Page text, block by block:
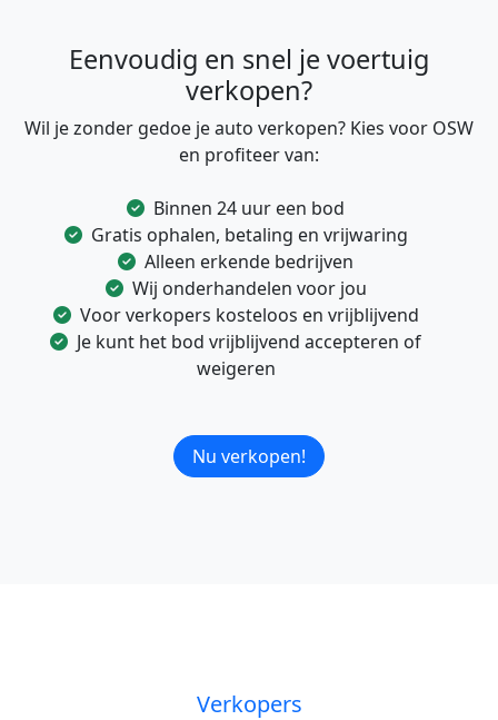
Eenvoudig en snel je voertuig
verkopen?
Wil je zonder gedoe je auto verkopen? Kies voor OSW
en profiteer van:
Binnen 24 uur een bod
Gratis ophalen, betaling en vrijwaring
Alleen erkende bedrijven
Wij onderhandelen voor jou
Voor verkopers kosteloos en vrijblijvend
Je kunt het bod vrijblijvend accepteren of
weigeren
Nu verkopen!
Verkopers